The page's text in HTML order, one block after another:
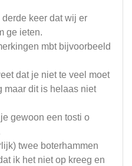
keer dat wij er
ge ieten.
mbt bijvoorbeeld
dat je niet te veel moet
maar dit is helaas niet
gewoon een tosti o
twee boterhammen
ik het niet op kreeg en